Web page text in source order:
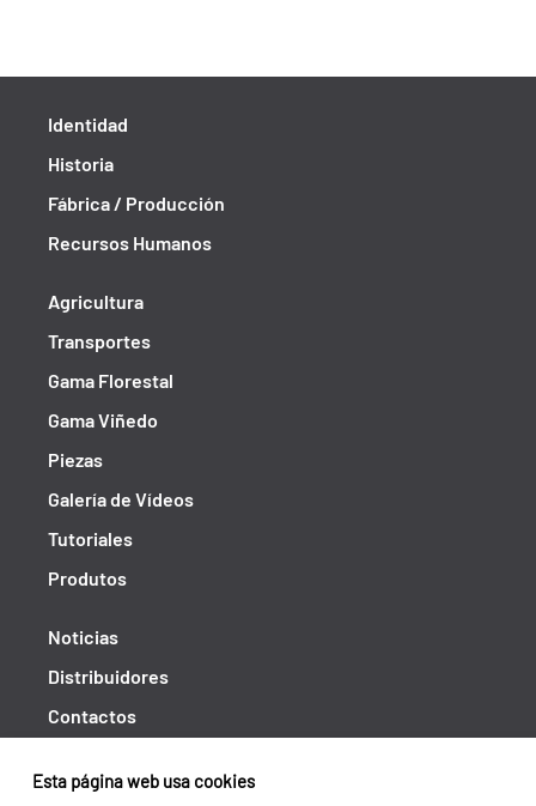
Esta página web usa cookies
Identidad
Historia
Fábrica / Producción
Recursos Humanos
Agricultura
Transportes
Gama Florestal
Gama Viñedo
Piezas
Galería de Vídeos
Tutoriales
Produtos
Noticias
Distribuidores
Contactos
Shipping returns